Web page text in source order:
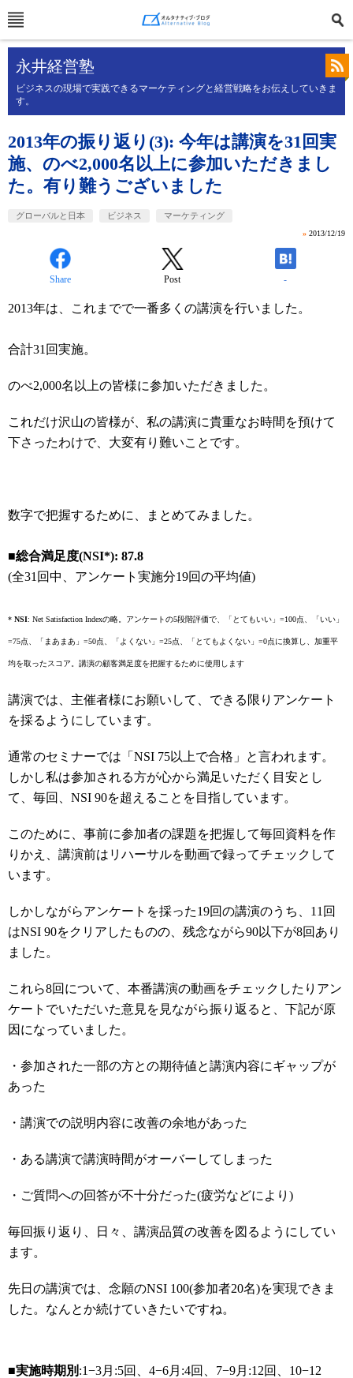
永井経営塾
ビジネスの現場で実践できるマーケティングと経営戦略をお伝えしていきま
す。
2013年の振り返り(3): 今年は講演を31回実
施、のべ2,000名以上に参加いただきまし
た。有り難うございました
グローバルと日本 ビジネス マーケティング
» 2013/12/19
Share Post -
2013年は、これまでで一番多くの講演を行いました。
合計31回実施。
のべ2,000名以上の皆様に参加いただきました。
これだけ沢山の皆様が、私の講演に貴重なお時間を預けて
下さったわけで、大変有り難いことです。
数字で把握するために、まとめてみました。
■総合満足度(NSI*): 87.8
(全31回中、アンケート実施分19回の平均値)
* NSI: Net Satisfaction Indexの略。アンケートの5段階評価で、「とてもいい」=100点、「いい」
=75点、「まあまあ」=50点、「よくない」=25点、「とてもよくない」=0点に換算し、加重平
均を取ったスコア。講演の顧客満足度を把握するために使用します
講演では、主催者様にお願いして、できる限りアンケート
を採るようにしています。
通常のセミナーでは「NSI 75以上で合格」と言われます。
しかし私は参加される方が心から満足いただく目安とし
て、毎回、NSI 90を超えることを目指しています。
このために、事前に参加者の課題を把握して毎回資料を作
りかえ、講演前はリハーサルを動画で録ってチェックして
います。
しかしながらアンケートを採った19回の講演のうち、11回
はNSI 90をクリアしたものの、残念ながら90以下が8回あり
ました。
これら8回について、本番講演の動画をチェックしたりアン
ケートでいただいた意見を見ながら振り返ると、下記が原
因になっていました。
・参加された一部の方との期待値と講演内容にギャップが
あった
・講演での説明内容に改善の余地があった
・ある講演で講演時間がオーバーしてしまった
・ご質問への回答が不十分だった(疲労などにより)
毎回振り返り、日々、講演品質の改善を図るようにしてい
ます。
先日の講演では、念願のNSI 100(参加者20名)を実現できま
した。なんとか続けていきたいですね。
■実施時期別 :1−3月:5回、4−6月:4回、7−9月:12回、10−12